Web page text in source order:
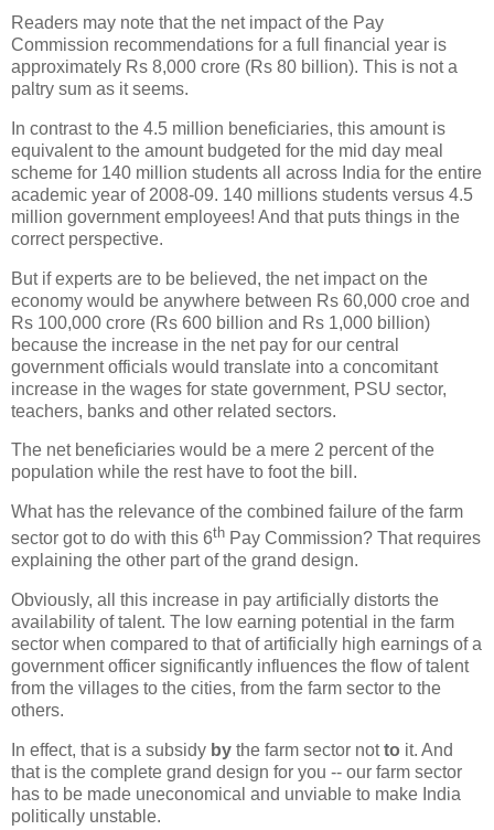
Readers may note that the net impact of the Pay
Commission recommendations for a full financial year is
approximately Rs 8,000 crore (Rs 80 billion). This is not a
paltry sum as it seems.
In contrast to the 4.5 million beneficiaries, this amount is
equivalent to the amount budgeted for the mid day meal
scheme for 140 million students all across India for the entire
academic year of 2008-09. 140 millions students versus 4.5
million government employees! And that puts things in the
correct perspective.
But if experts are to be believed, the net impact on the
economy would be anywhere between Rs 60,000 croe and
Rs 100,000 crore (Rs 600 billion and Rs 1,000 billion)
because the increase in the net pay for our central
government officials would translate into a concomitant
increase in the wages for state government, PSU sector,
teachers, banks and other related sectors.
The net beneficiaries would be a mere 2 percent of the
population while the rest have to foot the bill.
What has the relevance of the combined failure of the farm
sector got to do with this 6th Pay Commission? That requires
explaining the other part of the grand design.
Obviously, all this increase in pay artificially distorts the
availability of talent. The low earning potential in the farm
sector when compared to that of artificially high earnings of a
government officer significantly influences the flow of talent
from the villages to the cities, from the farm sector to the
others.
In effect, that is a subsidy by the farm sector notto it. And
that is the complete grand design for you -- our farm sector
has to be made uneconomical and unviable to make India
politically unstable.